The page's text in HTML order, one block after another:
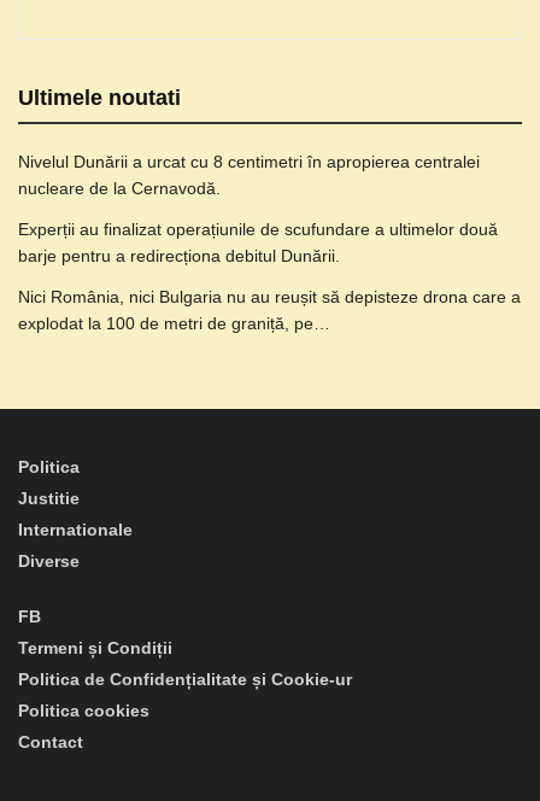
Ultimele noutati
Nivelul Dunării a urcat cu 8 centimetri în apropierea centralei
nucleare de la Cernavodă.
Experții au finalizat operațiunile de scufundare a ultimelor două
barje pentru a redirecționa debitul Dunării.
Nici România, nici Bulgaria nu au reușit să depisteze drona care a
explodat la 100 de metri de graniță, pe…
Politica
Justitie
Internationale
Diverse
FB
Termeni și Condiții
Politica de Confidențialitate și Cookie-ur
Politica cookies
Contact